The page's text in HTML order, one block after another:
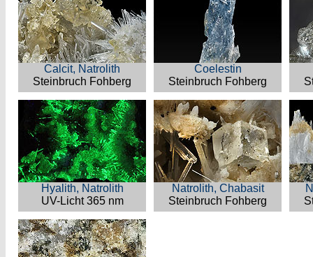
Calcit, Natrolith
Steinbruch Fohberg
Coelestin
Steinbruch Fohberg
Hyalith, Natrolith
UV-Licht 365 nm
Natrolith, Chabasit
Steinbruch Fohberg